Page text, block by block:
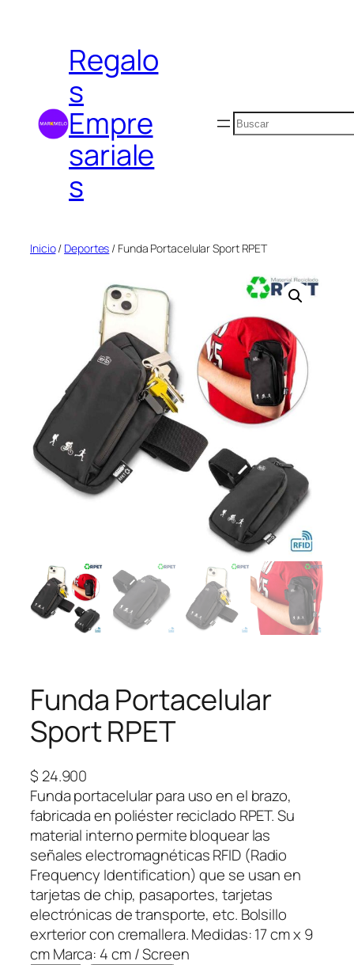
contenidoRegalo
s
Empre
sariale
s
Buscar
Inicio/ Deportes / Funda Portacelular Sport RPET
Funda Portacelular
Sport RPET
$ 24.900
Funda portacelular para uso en el brazo,
fabricada en poliéster reciclado RPET. Su
material interno permite bloquear las
señales electromagnéticas RFID (Radio
Frequency Identification) que se usan en
tarjetas de chip, pasaportes, tarjetas
electrónicas de transporte, etc. Bolsillo
exrterior con cremallera. Medidas: 17 cm x 9
cm Marca: 4 cm / Screen